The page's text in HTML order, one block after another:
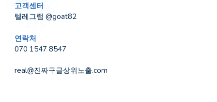
고객센터
텔레그램 @goat82
연락처
070 1547 8547
real@진짜구글상위노출.com